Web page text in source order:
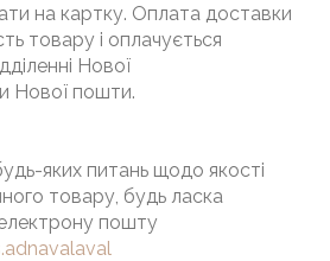
на картку. Оплата доставки
товару і оплачується
Нової
Нової пошти.
яких питань щодо якості
товару, будь ласка
пошту